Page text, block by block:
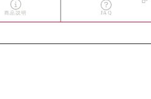
商品説明 FAQ